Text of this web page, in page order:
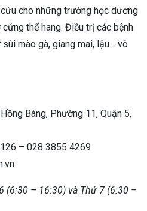
cho những trường học dương
thể hang. Điều trị các bệnh
mào gà, giang mai, lậu… vô
Bàng, Phường 11, Quận 5,
– 028 3855 4269
(6:30 – 16:30) và Thứ 7 (6:30 –